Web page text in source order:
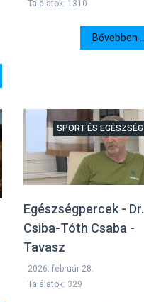
Találatok: 1310
Bővebben ...
Egészségpercek - Dr.
Csiba-Tóth Csaba -
Tavasz
SPORT ÉS EGÉSZSÉG
2026. február 28.
Találatok: 329